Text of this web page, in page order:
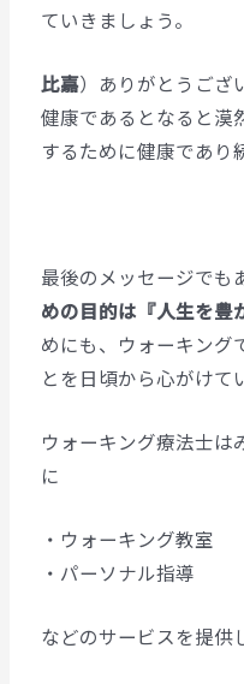
ていきましょう。
比嘉）ありがとうござ
健康であるとなると漠
するために健康であり
最後のメッセージでも
めの目的は『人生を豊
めにも、ウォーキング
とを日頃から心がけて
ウォーキング療法士は
に
・ウォーキング教室
・パーソナル指導
などのサービスを提供